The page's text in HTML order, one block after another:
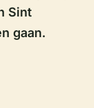
Sint
gaan.